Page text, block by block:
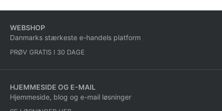
WEBSHOP
Danmarks stærkeste e-handels platform
PRØV GRATIS I 30 DAGE
HJEMMESIDE OG E-MAIL
Hjemmeside, blog og e-mail løsninger